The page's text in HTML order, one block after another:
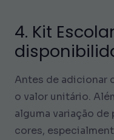
4. Kit
Antes de adicionar
o valor unitário.
alguma variação
cores,